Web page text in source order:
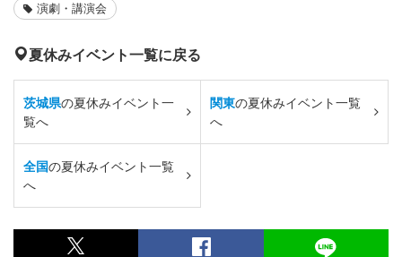
演劇・講演会
夏休みイベント一覧に戻る
茨城県の夏休みイベント一
覧へ
関東の夏休みイベント一覧
へ
全国の夏休みイベント一覧
へ